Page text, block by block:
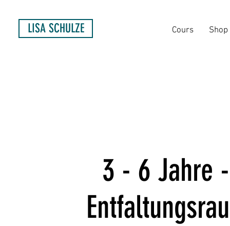
Cours Shop
LISA SCHULZE
3 - 6 Jahre -